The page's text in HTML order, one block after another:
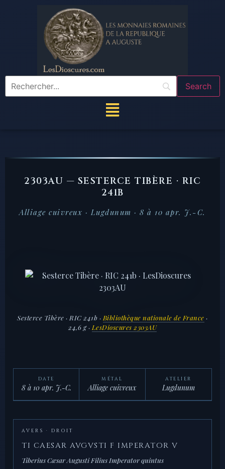
2303AU — SESTERCE TIBÈRE · RIC
241B
Alliage cuivreux · Lugdunum · 8 à 10 apr. J.-C.
Sesterce Tibère · RIC 241b · Bibliothèque nationale de France ·
24,6 g · LesDioscures 2303AU
DATE
8 à 10 apr. J.-C.
MÉTAL
Alliage cuivreux
ATELIER
Lugdunum
AVERS · DROIT
TI CAESAR AVGVSTI F IMPERATOR V
Tiberius Cæsar Augusti Filius Imperator quintus